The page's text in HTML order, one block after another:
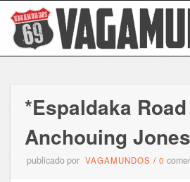
*Espaldaka
Anchouing Jones
publicado por VAGAMUNDOS /0